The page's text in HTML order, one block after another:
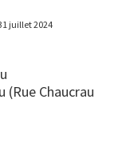
juillet 2024
(Rue Chaucrau